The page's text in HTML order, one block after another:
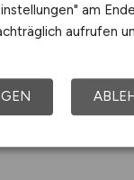
am
aufrufen